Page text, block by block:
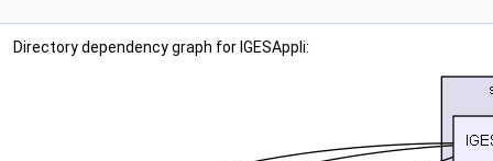
Directory dependency graph for IGESAppli: